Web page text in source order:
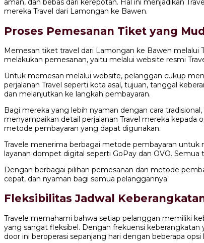
aman, dan bebas dari kerepotan. Hal ini menjadikan
mereka Travel dari Lamongan ke Bawen.
Proses Pemesanan Tiket yang
Memesan tiket travel dari Lamongan ke Bawen melalui
melakukan pemesanan, yaitu melalui website resmi
Untuk memesan melalui website, pelanggan cukup
perjalanan Travel seperti kota asal, tujuan, tanggal
dan melanjutkan ke langkah pembayaran.
Bagi mereka yang lebih nyaman dengan cara
menyampaikan detail perjalanan Travel mereka
metode pembayaran yang dapat digunakan.
Travele menerima berbagai metode pembayaran
layanan dompet digital seperti GoPay dan OVO.
Dengan berbagai pilihan pemesanan dan metode
cepat, dan nyaman bagi semua pelanggannya.
Fleksibilitas Jadwal
Travele memahami bahwa setiap pelanggan memiliki
yang sangat fleksibel. Dengan frekuensi
door ini beroperasi sepanjang hari dengan beberapa